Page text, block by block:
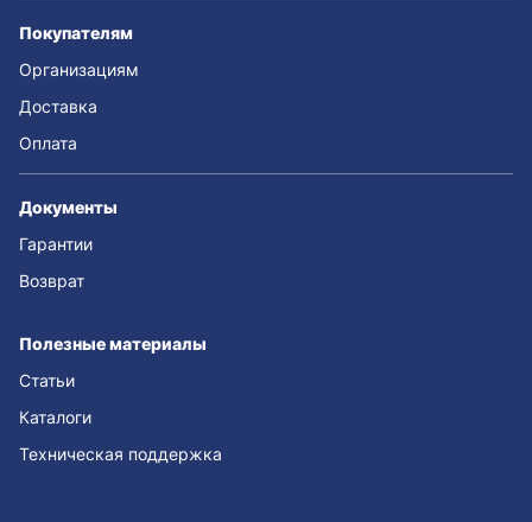
Покупателям
Организациям
Доставка
Оплата
Документы
Гарантии
Возврат
Полезные материалы
Статьи
Каталоги
Техническая поддержка